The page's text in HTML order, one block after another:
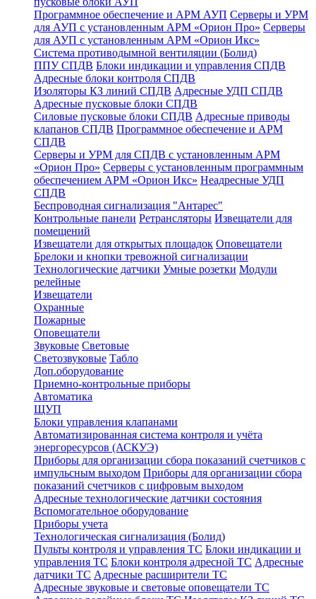
Программное обеспечение и АРМ АУП Серверы и УРМ
для АУП с установленным АРМ «Орион Про» Серверы
для АУП с установленным АРМ «Орион Икс»
Система противодымной вентиляции (Болид)
ППУ СПДВ Блоки индикации и управления СПДВ
Адресные блоки контроля СПДВ
Изоляторы КЗ линий СПДВ Адресные УДП СПДВ
Адресные пусковые блоки СПДВ
Силовые пусковые блоки СПДВ Адресные приводы
клапанов СПДВ Программное обеспечение и АРМ
СПДВ
Серверы и УРМ для СПДВ с установленным АРМ
«Орион Про» Серверы с установленным программным
обеспечением АРМ «Орион Икс» Неадресные УДП
СПДВ
Беспроводная сигнализация "Антарес"
Контрольные панели Ретрансляторы Извещатели для
помещений
Извещатели для открытых площадок Оповещатели
Брелоки и кнопки тревожной сигнализации
Технологические датчики Умные розетки Модули
релейные
Извещатели
Охранные
Пожарные
Оповещатели
Звуковые Световые
Светозвуковые Табло
Доп.оборудование
Приемно-контрольные приборы
Автоматика
ЩУП
Блоки управления клапанами
Автоматизированная система контроля и учёта
энергоресурсов (АСКУЭ)
Приборы для организации сбора показаний счетчиков с
импульсным выходом Приборы для организации сбора
показаний счетчиков с цифровым выходом
Адресные технологические датчики состояния
Вспомогательное оборудование
Приборы учета
Технологическая сигнализация (Болид)
Пульты контроля и управления ТС Блоки индикации и
управления ТС Блоки контроля адресной ТС Адресные
датчики ТС Адресные расширители ТС
Адресные звуковые и световые оповещатели ТС